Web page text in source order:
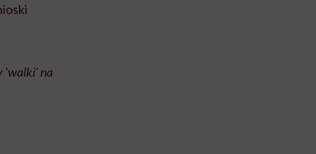
'walki’ na